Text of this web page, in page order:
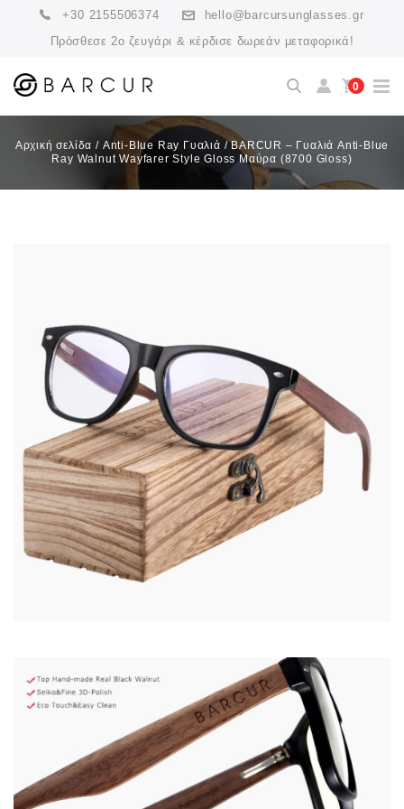
+30 2155506374
hello@barcursunglasses.gr
Πρόσθεσε 2ο ζευγάρι & κέρδισε δωρεάν μεταφορικά!
0
Αρχική σελίδα / Anti-Blue Ray Γυαλιά /BARCUR – Γυαλιά Anti-Blue
Ray Walnut Wayfarer Style Gloss Μαύρα (8700 Gloss)